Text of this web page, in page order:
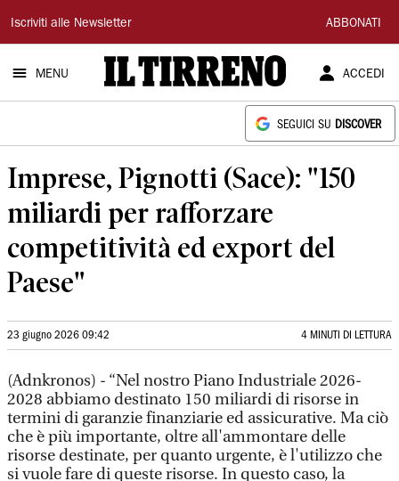
Il
Tirreno
Iscriviti alle Newsletter ABBONATI
MENU ACCEDI
SEGUICI SU DISCOVER
Imprese, Pignotti (Sace): "150
miliardi per rafforzare
competitività ed export del
Paese"
23 giugno 2026 09:42 4 MINUTI DI LETTURA
(Adnkronos) - “Nel nostro Piano Industriale 2026-
2028 abbiamo destinato 150 miliardi di risorse in
termini di garanzie finanziarie ed assicurative. Ma ciò
che è più importante, oltre all'ammontare delle
risorse destinate, per quanto urgente, è l'utilizzo che
si vuole fare di queste risorse. In questo caso, la